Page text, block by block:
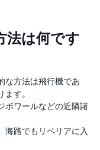
法は何です
な方法は飛行機であ
す。
ボワールなどの近隣諸
海路でもリベリアに入